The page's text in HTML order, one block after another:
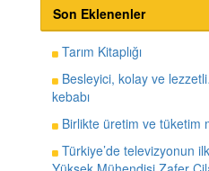
Son Eklenenler
Tarım Kitaplığı
Besleyici, kolay ve
kebabı
Birlikte üretim ve tüketim
Türkiye’de televizyonun